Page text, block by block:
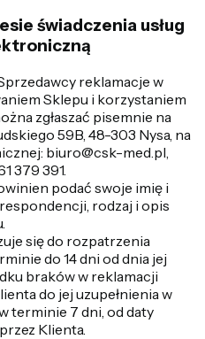
świadczenia usług
reklamacje w
Sklepu i korzystaniem
zgłaszać pisemnie na
59B, 48-303 Nysa, na
biuro@csk-med.pl,
379 391.
podać swoje imię i
rodzaj i opis
się do rozpatrzenia
do 14 dni od dnia jej
braków w reklamacji
do jej uzupełnienia w
terminie 7 dni, od daty
Klienta.